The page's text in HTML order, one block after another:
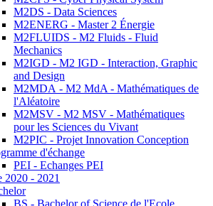
M2DS - Data Sciences
M2ENERG - Master 2 Énergie
M2FLUIDS - M2 Fluids - Fluid
Mechanics
M2IGD - M2 IGD - Interaction, Graphic
and Design
M2MDA - M2 MdA - Mathématiques de
l'Aléatoire
M2MSV - M2 MSV - Mathématiques
pour les Sciences du Vivant
M2PIC - Projet Innovation Conception
d'échange
PEI - Echanges PEI
2020 - 2021
BS - Bachelor of Science de l'Ecole